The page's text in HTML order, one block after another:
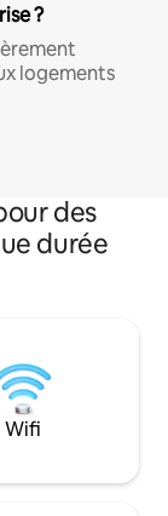
?
logements
des
durée
Wifi